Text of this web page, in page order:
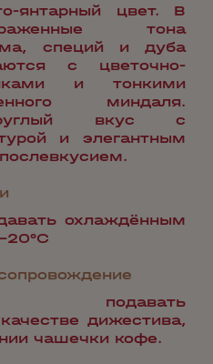
янтарный цвет. В
тона
специй и дуба
с цветочно-
и тонкими
миндаля.
вкус с
и элегантным
охлаждённым
20°С
подавать
дижестива,
чашечки кофе.